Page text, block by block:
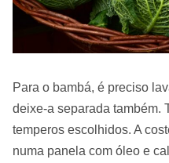
Para o bambá, é preciso
deixe-a separada também.
temperos escolhidos. A
numa panela com óleo e